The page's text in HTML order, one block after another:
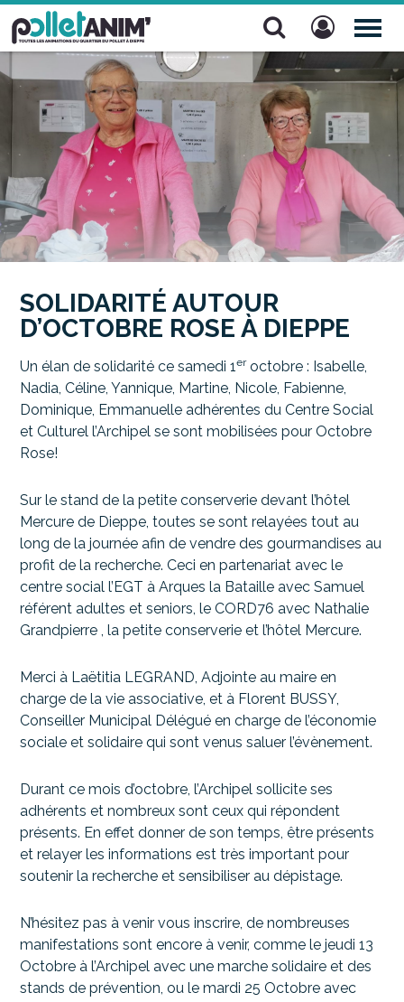
Pollet Anim'
SOLIDARITÉ AUTOUR
D’OCTOBRE ROSE À DIEPPE
Un élan de solidarité ce samedi 1eroctobre : Isabelle,
Nadia, Céline, Yannique, Martine, Nicole, Fabienne,
Dominique, Emmanuelle adhérentes du Centre Social
et Culturel l’Archipel se sont mobilisées pour Octobre
Rose!
Sur le stand de la petite conserverie devant l’hôtel
Mercure de Dieppe, toutes se sont relayées tout au
long de la journée afin de vendre des gourmandises au
profit de la recherche. Ceci en partenariat avec le
centre social l’EGT à Arques la Bataille avec Samuel
référent adultes et seniors, le CORD76 avec Nathalie
Grandpierre , la petite conserverie et l’hôtel Mercure.
Merci à Laëtitia LEGRAND, Adjointe au maire en
charge de la vie associative, et à Florent BUSSY,
Conseiller Municipal Délégué en charge de l’économie
sociale et solidaire qui sont venus saluer l’évènement.
Durant ce mois d’octobre, l’Archipel sollicite ses
adhérents et nombreux sont ceux qui répondent
présents. En effet donner de son temps, être présents
et relayer les informations est très important pour
soutenir la recherche et sensibiliser au dépistage.
N’hésitez pas à venir vous inscrire, de nombreuses
manifestations sont encore à venir, comme le jeudi 13
Octobre à l’Archipel avec une marche solidaire et des
stands de prévention, ou le mardi 25 Octobre avec